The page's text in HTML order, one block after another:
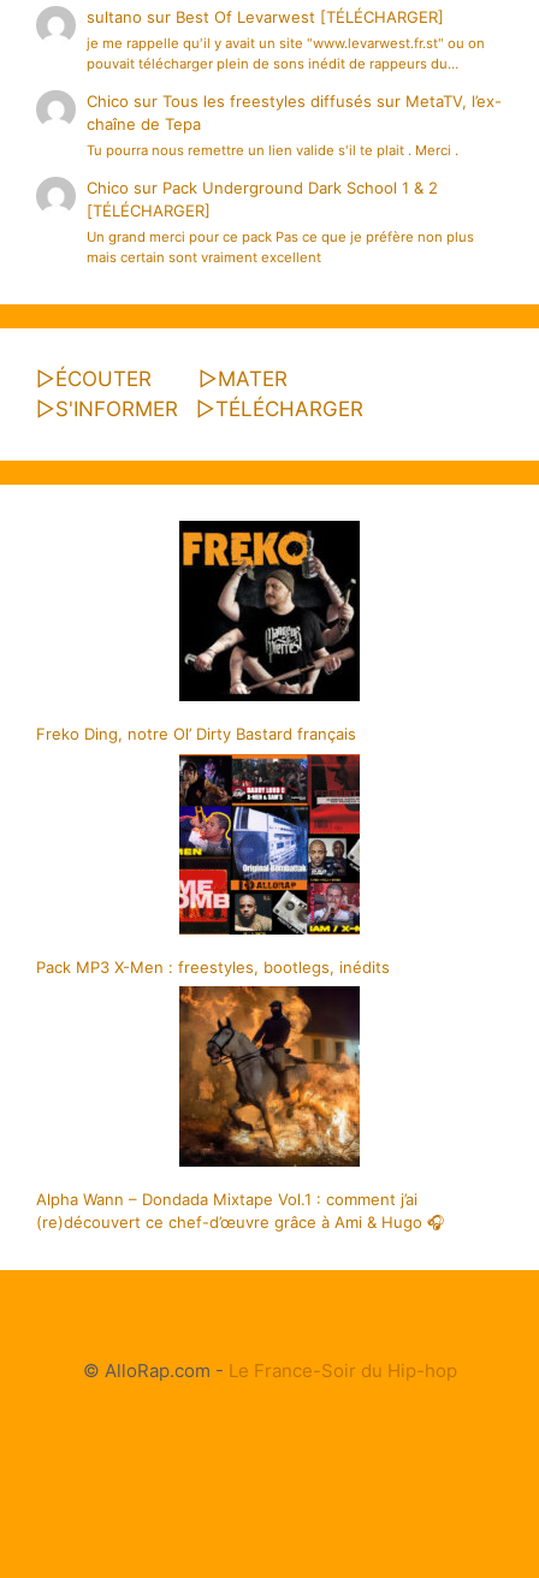
sultano sur Best Of Levarwest [TÉLÉCHARGER]
je me rappelle qu'il y avait un site "www.levarwest.fr.st" ou on
pouvait télécharger plein de sons inédit de rappeurs du…
Chico surTous les freestyles diffusés sur MetaTV, l’ex-
chaîne de Tepa
Tu pourra nous remettre un lien valide s'il te plait . Merci .
Chico sur Pack Underground Dark School 1 & 2
[TÉLÉCHARGER]
Un grand merci pour ce pack Pas ce que je préfère non plus
mais certain sont vraiment excellent
▷ÉCOUTER ▷MATER
▷S'INFORMER ▷TÉLÉCHARGER
Freko Ding, notre Ol’ Dirty Bastard français
Pack MP3 X-Men : freestyles, bootlegs, inédits
Alpha Wann – Dondada Mixtape Vol.1 : comment j’ai
(re)découvert ce chef-d’œuvre grâce à Ami & Hugo 🎧
© AlloRap.com - Le France-Soir du Hip-hop